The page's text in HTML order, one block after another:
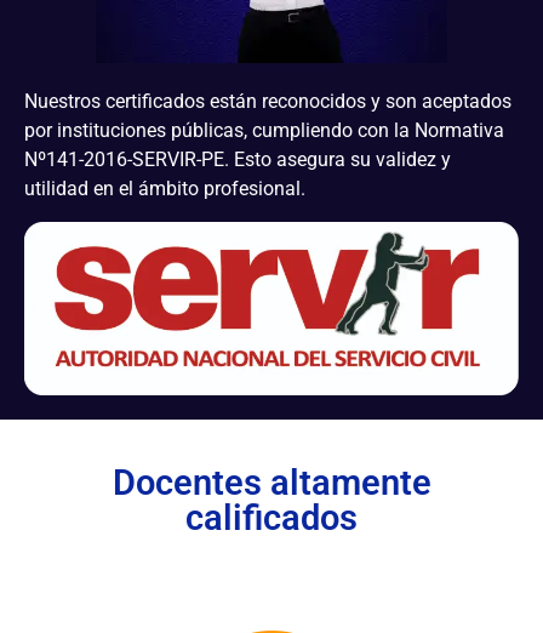
Nuestros certificados están reconocidos y son aceptados
por instituciones públicas, cumpliendo con la Normativa
Nº141-2016-SERVIR-PE. Esto asegura su validez y
utilidad en el ámbito profesional.
Docentes altamente
calificados